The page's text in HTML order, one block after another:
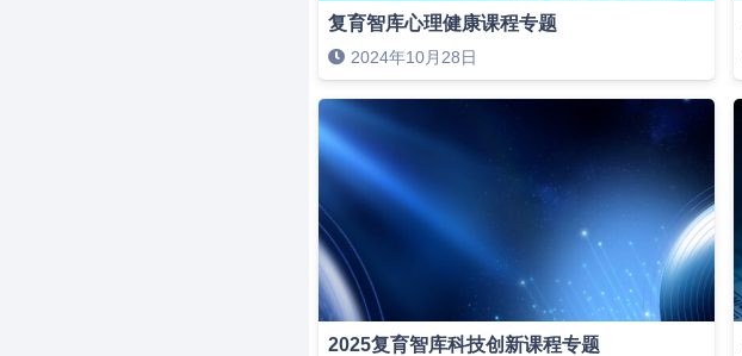
复育智库心理健康课程专题
2024年10月28日
2025复育智库科技创新课程专题